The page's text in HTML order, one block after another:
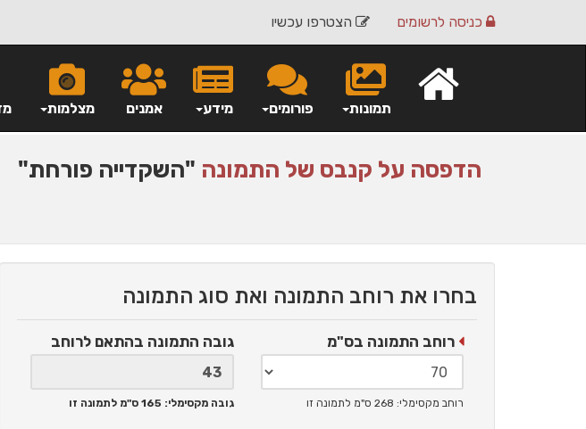
הצטרפו עכשיו כניסה לרשומים
מצלמות אמנים מידע פורומים תמונות
הדפסה על קנבס של התמונה "השקדייה פורחת"
בחרו את רוחב התמונה ואת סוג התמונה
רוחב התמונה בס"מ
רוחב מקסימלי: 268 ס"מ לתמונה זו
גובה התמונה בהתאם לרוחב
גובה מקסימלי: 165 ס"מ לתמונה זו